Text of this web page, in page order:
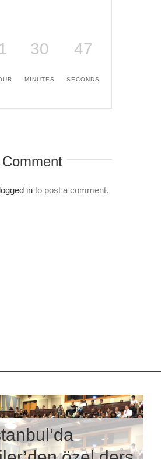
1 30
MINUTES
47
SECONDS
logged in to post a comment.